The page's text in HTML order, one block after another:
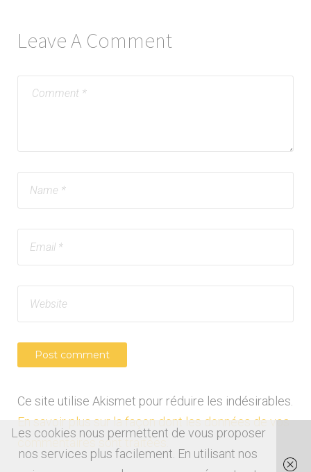
Leave A Comment
Ce site utilise Akismet pour réduire les indésirables.
En savoir plus sur la façon dont les données de vos
commentaires sont traitées
Les cookies nous permettent de vous proposer
nos services plus facilement. En utilisant nos